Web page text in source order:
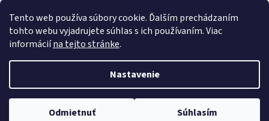
Tento web používa súbory cookie. Ďalším prechádzaním
tohto webu vyjadrujete súhlas s ich používaním. Viac
informáciína tejto stránke.
Nastavenie
Odmietnuť Súhlasím
Copyright 2026Gastroparty. Všetky práva vyhradené.Upraviť